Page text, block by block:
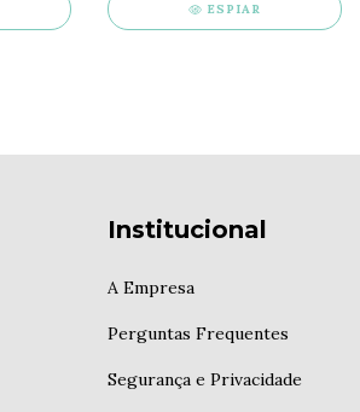
ESPIAR
Institucional
A Empresa
Perguntas Frequentes
Segurança e Privacidade